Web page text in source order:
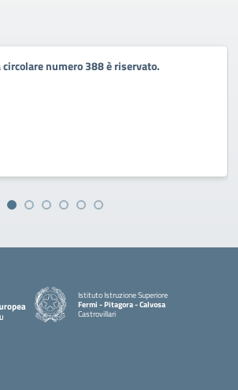
numero 388 è riservato.
Istituto Istruzione Superiore
Fermi - Pitagora - Calvosa
Castrovillari